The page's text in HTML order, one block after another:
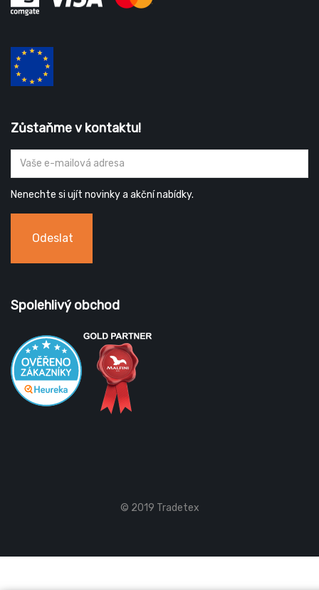
Zůstaňme v kontaktu!
Nenechte si ujít novinky a akční nabídky.
Odeslat
Spolehlivý obchod
© 2019 Tradetex